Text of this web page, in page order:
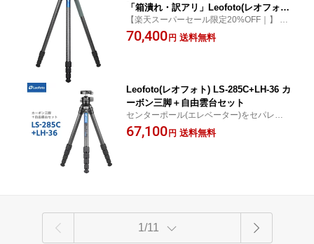
「箱潰れ・訳アリ」Leofoto(レオフォ
ト) LM-324CL システムカーボン三脚単
品［サミットシリーズ｜最大脚径32mm
【楽天スーパーセール限定20%OFF｜】 Le
ofoto LM-324CL
70,400 円 送料無料
Leofoto(レオフォト) LS-285C+LH-36 カ
ーボン三脚＋自由雲台セット
センターポール(エレベーター)をセパレート
式にすることで、コンパクトに持ち運び可
能。内容品は専用ケースにぴったり収納可
67,100 円 送料無料
1/11